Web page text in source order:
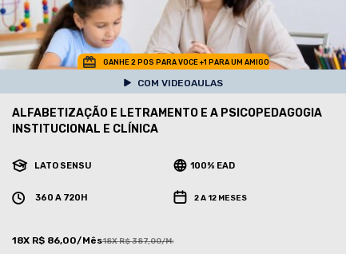
GANHE 2 POS PARA VOCE +1 PARA UM AMIGO
COM VIDEOAULAS
ALFABETIZAÇÃO E LETRAMENTO E A PSICOPEDAGOGIA
INSTITUCIONAL E CLÍNICA
LATO SENSU 100% EAD
360 A 720H 2 A 12 MESES
18X R$ 86,00/Mês18X R$ 387,00/Mês